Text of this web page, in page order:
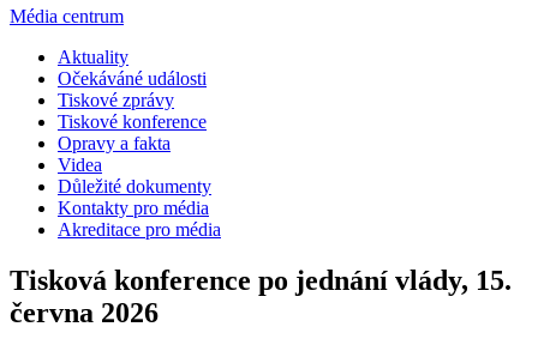
Média centrum
Aktuality
Očekáváné události
Tiskové zprávy
Tiskové konference
Opravy a fakta
Videa
Důležité dokumenty
Kontakty pro média
Akreditace pro média
Tisková konference po jednání vlády, 15.
června 2026